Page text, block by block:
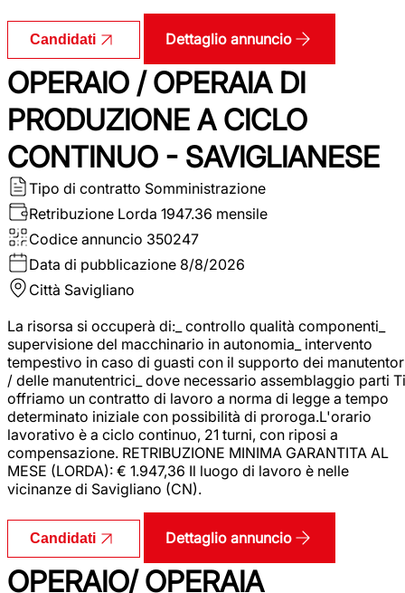
Candidati Dettaglio annuncio
OPERAIO / OPERAIA DI
PRODUZIONE A CICLO
CONTINUO - SAVIGLIANESE
Tipo di contratto Somministrazione
Retribuzione Lorda 1947.36 mensile
Codice annuncio 350247
Data di pubblicazione 8/8/2026
Città Savigliano
La risorsa si occuperà di:_ controllo qualità componenti_
supervisione del macchinario in autonomia_ intervento
tempestivo in caso di guasti con il supporto dei
/ delle manutentrici_ dove necessario assemblaggio parti Ti
offriamo un contratto di lavoro a norma di legge a tempo
determinato iniziale con possibilità di proroga.L'orario
lavorativo è a ciclo continuo, 21 turni, con riposi a
compensazione. RETRIBUZIONE MINIMA GARANTITA AL
MESE (LORDA): € 1.947,36 Il luogo di lavoro è nelle
vicinanze di Savigliano (CN).
Candidati Dettaglio annuncio
OPERAIO/ OPERAIA